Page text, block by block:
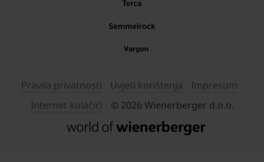
Pravila privatnosti Uvjeti korištenja
Impresum
Internet kolačići
© 2026 Wienerberger d.o.o.